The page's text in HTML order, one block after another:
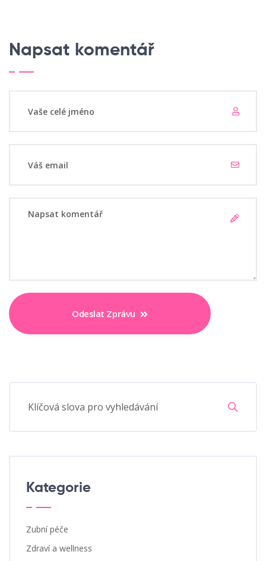
Napsat komentář
Odeslat Zprávu
Kategorie
Zubní péče
Zdraví a wellness